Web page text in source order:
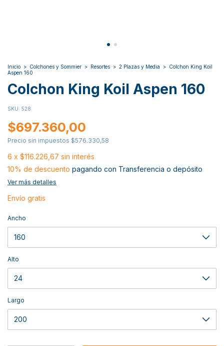
Inicio > Colchones y Sommier > Resortes > 2 Plazas y Media > Colchon King Koil
Aspen 160
Colchon King Koil Aspen 160
SKU: 528
$697.360,00
Precio sin impuestos $576.330,58
6 x $116.226,67 sin interés
10% de descuento pagando con Transferencia o depósito
Ver más detalles
Envío gratis
Ancho
Alto
Largo